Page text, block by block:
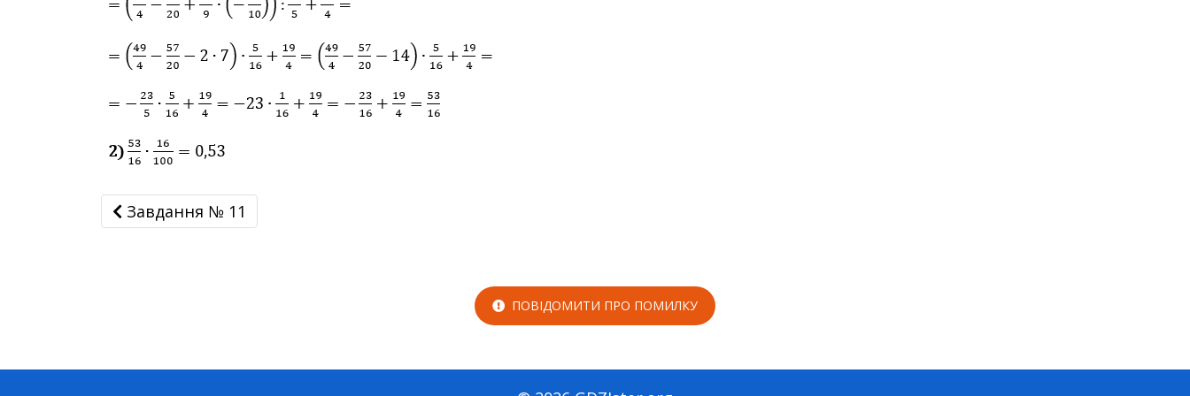
Завдання № 11
Завдання № 11
ПОВІДОМИТИ ПРО ПОМИЛКУ